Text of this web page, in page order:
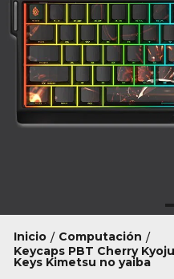
Inicio / Computación /
Keycaps PBT Cherry
Keys Kimetsu no yaiba